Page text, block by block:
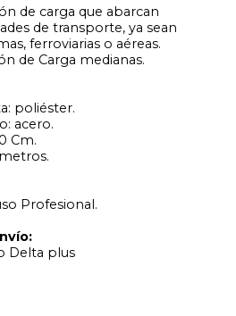
de carga que abarcan
de transporte, ya sean
ferroviarias o aéreas.
de Carga medianas.
poliéster.
acero.
Cm.
Profesional.
Delta plus